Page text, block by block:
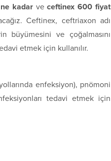
kadarveceftinex 600 fiyat
Ceftinex, ceftriaxon adı
ve çoğalmasını
etmek için kullanılır.
enfeksiyon), pnömoni
tedavi etmek için